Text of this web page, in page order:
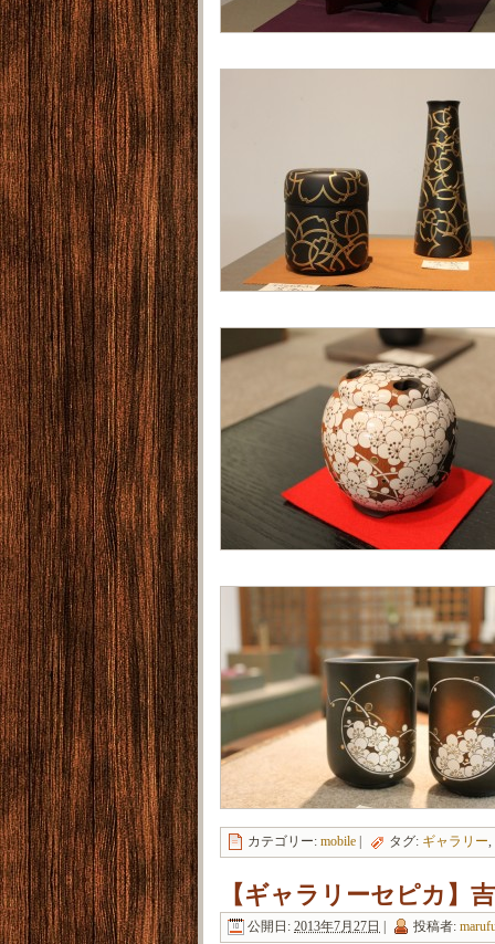
カテゴリー: mobile | タグ: ギャラリー
【ギャラリーセピカ】
公開日: 2013年7月27日 | 投稿者: